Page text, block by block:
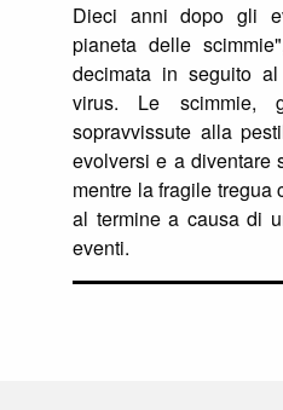
Dieci anni dopo gli
pianeta delle
decimata in seguito
virus. Le scimmie,
sopravvissute alla
evolversi e a diventare
mentre la fragile
al termine a causa di
eventi.